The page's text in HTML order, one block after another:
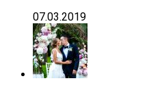
07.03.2019